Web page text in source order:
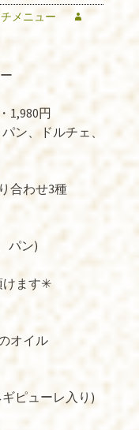
メニュー
1,980円
ン、ドルチェ、
合わせ3種
パン)
けます✳︎
オイル
ピューレ入り)